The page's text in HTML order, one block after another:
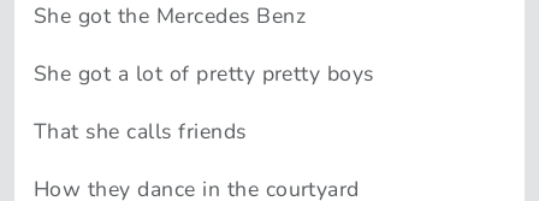
She got the Mercedes Benz
She got a lot of pretty pretty boys
That she calls friends
How they dance in the courtyard